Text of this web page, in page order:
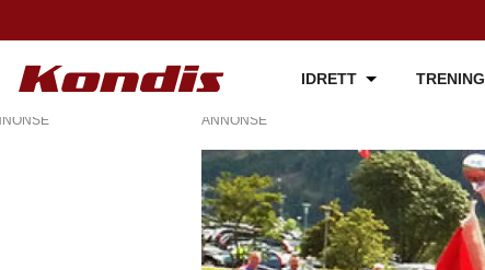
IDRETT TRENING
ANNONSE